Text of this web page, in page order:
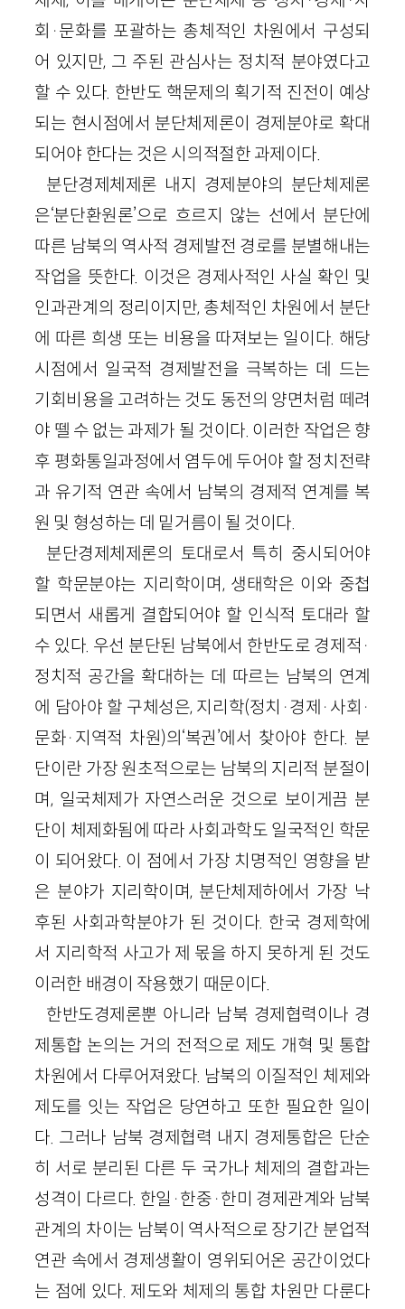
회·문화를 포괄하는 총체적인 차원에서 구성되
어 있지만, 그 주된 관심사는 정치적 분야였다고
할 수 있다. 한반도 핵문제의 획기적 진전이 예상
되는 현시점에서 분단체제론이 경제분야로 확대
되어야 한다는 것은 시의적절한 과제이다.
분단경제체제론 내지 경제분야의 분단체제론
은‘분단환원론’으로 흐르지 않는 선에서 분단에
따른 남북의 역사적 경제발전 경로를 분별해내는
작업을 뜻한다. 이것은 경제사적인 사실 확인 및
인과관계의 정리이지만, 총체적인 차원에서 분단
에 따른 희생 또는 비용을 따져보는 일이다. 해당
시점에서 일국적 경제발전을 극복하는 데 드는
기회비용을 고려하는 것도 동전의 양면처럼 떼려
야 뗄 수 없는 과제가 될 것이다. 이러한 작업은 향
후 평화통일과정에서 염두에 두어야 할 정치전략
과 유기적 연관 속에서 남북의 경제적 연계를 복
원 및 형성하는 데 밑거름이 될 것이다.
분단경제체제론의 토대로서 특히 중시되어야
할 학문분야는 지리학이며, 생태학은 이와 중첩
되면서 새롭게 결합되어야 할 인식적 토대라 할
수 있다. 우선 분단된 남북에서 한반도로 경제적·
정치적 공간을 확대하는 데 따르는 남북의 연계
에 담아야 할 구체성은, 지리학(정치·경제·사회·
문화·지역적 차원)의‘복권’에서 찾아야 한다. 분
단이란 가장 원초적으로는 남북의 지리적 분절이
며, 일국체제가 자연스러운 것으로 보이게끔 분
단이 체제화됨에 따라 사회과학도 일국적인 학문
이 되어왔다. 이 점에서 가장 치명적인 영향을 받
은 분야가 지리학이며, 분단체제하에서 가장 낙
후된 사회과학분야가 된 것이다. 한국 경제학에
서 지리학적 사고가 제 몫을 하지 못하게 된 것도
이러한 배경이 작용했기 때문이다.
한반도경제론뿐 아니라 남북 경제협력이나 경
제통합 논의는 거의 전적으로 제도 개혁 및 통합
차원에서 다루어져왔다. 남북의 이질적인 체제와
제도를 잇는 작업은 당연하고 또한 필요한 일이
다. 그러나 남북 경제협력 내지 경제통합은 단순
히 서로 분리된 다른 두 국가나 체제의 결합과는
성격이 다르다. 한일·한중·한미 경제관계와 남북
관계의 차이는 남북이 역사적으로 장기간 분업적
연관 속에서 경제생활이 영위되어온 공간이었다
는 점에 있다. 제도와 체제의 통합 차원만 다룬다